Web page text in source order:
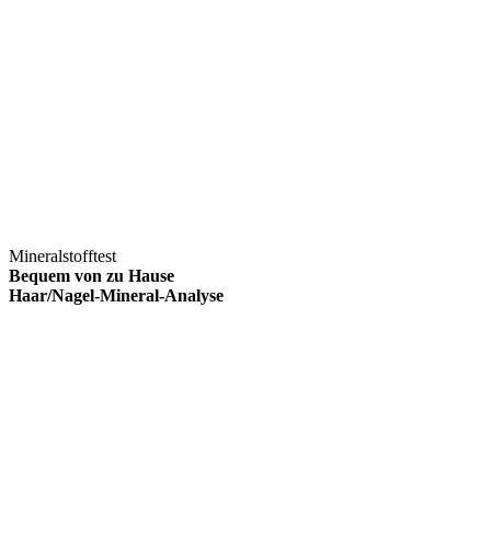
Mineralstofftest
Bequem von zu Hause
Haar/Nagel-Mineral-Analyse